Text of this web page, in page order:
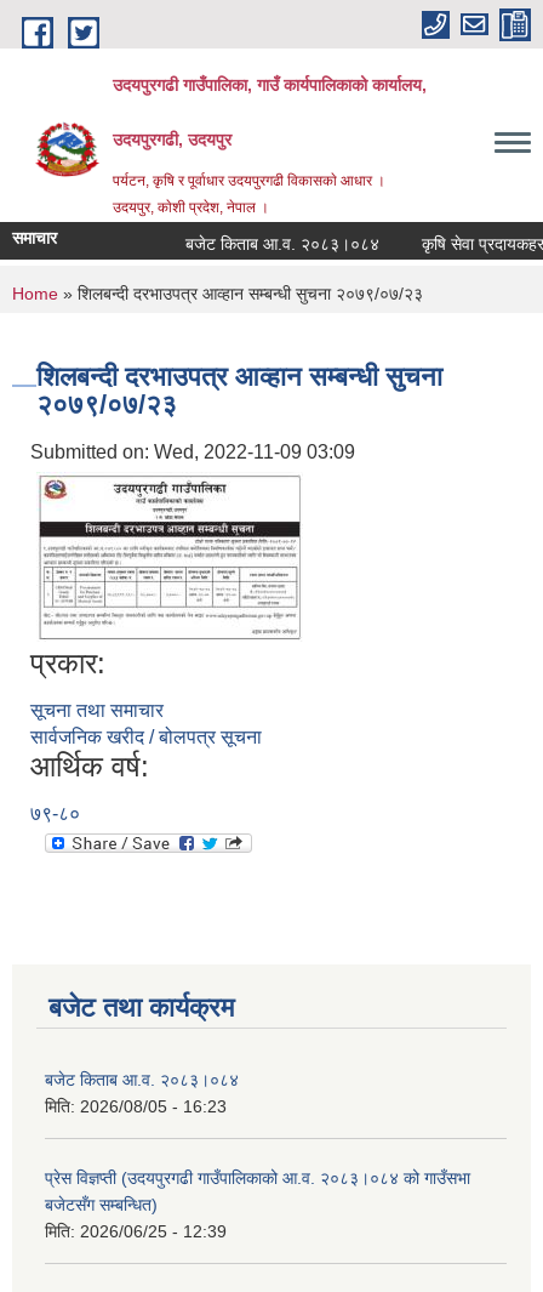
Skip to main content
उदयपुरगढी गाउँपालिका, गाउँ कार्यपालिकाको कार्यालय,
उदयपुरगढी, उदयपुर
पर्यटन, कृषि र पूर्वाधार उदयपुरगढी विकासकाे आधार ।
उदयपुर, काेशी प्रदेश, नेपाल ।
समाचार बजेट किताब आ.व. २०८३।०८४ कृषि सेवा
You are here
Home » शिलबन्दी दरभाउपत्र आव्हान सम्बन्धी सुचना २०७९/०७/२३
शिलबन्दी दरभाउपत्र आव्हान सम्बन्धी सुचना
२०७९/०७/२३
Submitted on: Wed, 2022-11-09 03:09
प्रकार:
सूचना तथा समाचार
सार्वजनिक खरीद / बोलपत्र सूचना
आर्थिक वर्ष:
७९-८०
बजेट तथा कार्यक्रम
बजेट किताब आ.व. २०८३।०८४
मिति: 2026/08/05 - 16:23
प्रेस विज्ञप्ती (उदयपुरगढी गाउँपालिकाको आ.व. २०८३।०८४ को गाउँसभा
बजेटसँग सम्बन्धित)
मिति: 2026/06/25 - 12:39